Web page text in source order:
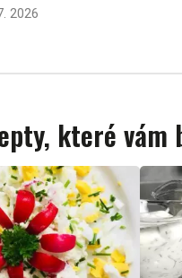
2026
které vám